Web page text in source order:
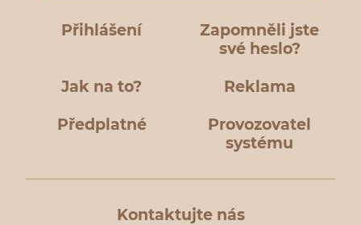
Přihlášení
Zapomněli jste
své heslo?
Jak na to? Reklama
Předplatné
Provozovatel
systému
Kontaktujte nás